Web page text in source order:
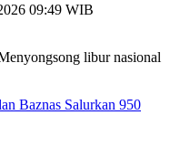
09:49 WIB
libur nasional